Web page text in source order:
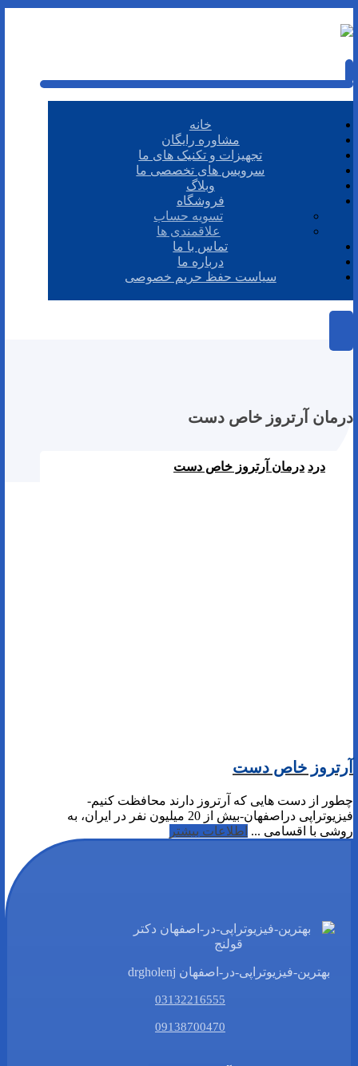
خانه
مشاوره رایگان
تجهیزات و تکنیک های ما
سرویس های تخصصی ما
وبلاگ
فروشگاه
تسویه حساب
علاقمندی ها
تماس با ما
درباره ما
سیاست حفظ حریم خصوصی
درمان آرتروز خاص دست
درد درمان آرتروز خاص دست
آرتروز خاص دست
چطور از دست هایی که آرتروز دارند محافظت کنیم-
فیزیوتراپی دراصفهان-بیش از 20 میلیون نفر در ایران، به
روشی با اقسامی ... اطلاعات بیشتر
بهترین-فیزیوتراپی-در-اصفهان drgholenj
03132216555
09138700470